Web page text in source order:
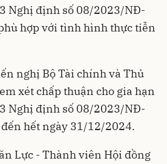
Nghị định số 08/2023/NĐ-
hợp với tình hình thực tiễn
nghị Bộ Tài chính và Thủ
xét chấp thuận cho gia hạn
Nghị định số 08/2023/NĐ-
hết ngày 31/12/2024.
Lực - Thành viên Hội đồng